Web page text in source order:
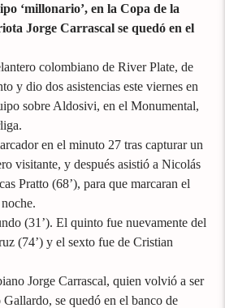
‘millonario’, en la Copa de la
Jorge Carrascal se quedó en el
colombiano de River Plate, de
y dio dos asistencias este viernes en
sobre Aldosivi, en el Monumental,
en el minuto 27 tras capturar un
visitante, y después asistió a Nicolás
Pratto (68’), para que marcaran el
(31’). El quinto fue nuevamente del
(74’) y el sexto fue de Cristian
Jorge Carrascal, quien volvió a ser
se quedó en el banco de